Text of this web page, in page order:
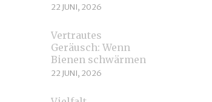
22 JUNI, 2026
Vertrautes
Geräusch: Wenn
Bienen schwärmen
22 JUNI, 2026